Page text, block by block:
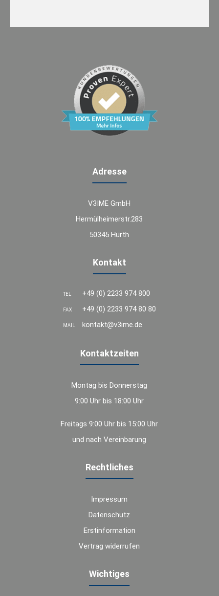
Adresse
V3IME GmbH
Hermülheimerstr.283
50345 Hürth
Kontakt
TEL +49 (0) 2233 974 800
FAX +49 (0) 2233 974 80 80
MAIL kontakt@v3ime.de
Kontaktzeiten
Montag bis Donnerstag
9:00 Uhr bis 18:00 Uhr
Freitags 9:00 Uhr bis 15:00 Uhr
und nach Vereinbarung
Rechtliches
Impressum
Datenschutz
Erstinformation
Vertrag widerrufen
Wichtiges